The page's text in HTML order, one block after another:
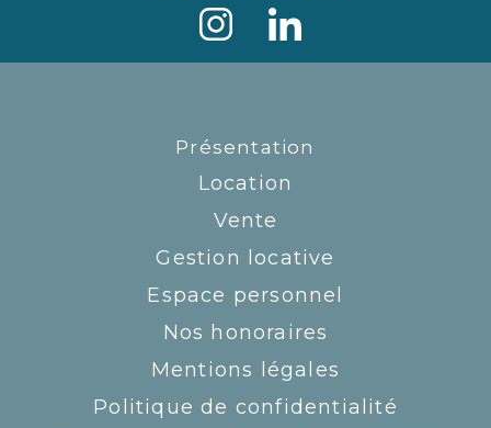
Présentation
Location
Vente
Gestion locative
Espace personnel
Nos honoraires
Mentions légales
Politique de confidentialité